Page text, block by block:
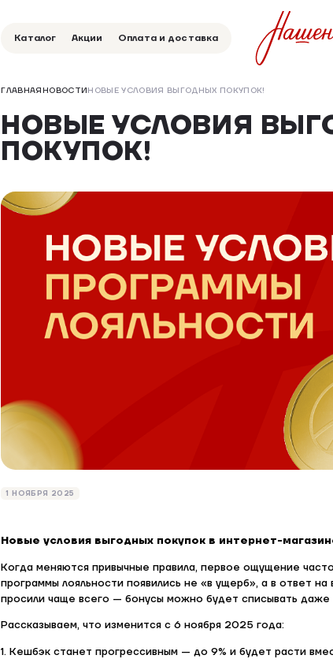
Каталог Акции Оплата и доставка
ГЛАВНАЯНОВОСТИНОВЫЕ УСЛОВИЯ ВЫГОДНЫХ ПОКУПОК!
НОВЫЕ УСЛОВИЯ
ПОКУПОК!
1 НОЯБРЯ 2025
Новые условия выгодных покупок в интернет-
Когда меняются привычные правила, первое ощущение
программы лояльности появились не «в ущерб», а в ответ
просили чаще всего — бонусы можно будет списывать даже
Рассказываем, что изменится с 6 ноября 2025 года:
1. Кешбэк станет прогрессивным — до 9% и будет расти